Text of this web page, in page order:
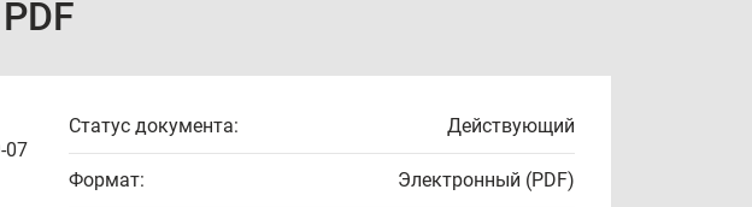
07
Статус документа: Действующий
Формат: Электронный (PDF)